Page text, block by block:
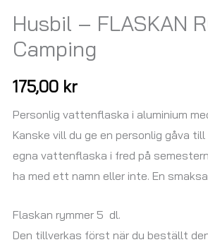
Husbil – FLASKAN
Camping
175,00 kr
Personlig vattenflaska i aluminium
Kanske vill du ge en personlig gåva
egna vattenflaska i fred på
ha med ett namn eller inte. En
Flaskan rymmer 5 dl.
Den tillverkas först när du beställt
FLASKAN
RÖR
serien